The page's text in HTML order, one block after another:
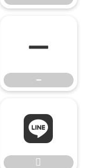
−
−

